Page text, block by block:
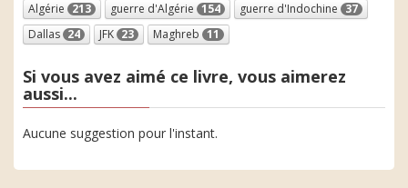
Algérie 213 guerre d'Algérie 154 guerre d'Indochine 37
Dallas 24 JFK 23 Maghreb 11
Si vous avez aimé ce livre, vous aimerez
aussi...
Aucune suggestion pour l'instant.